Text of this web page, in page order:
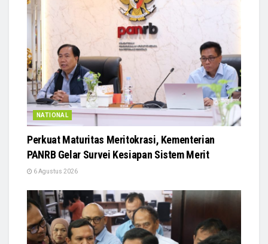
NATIONAL
Perkuat Maturitas Meritokrasi, Kementerian
PANRB Gelar Survei Kesiapan Sistem Merit
6 Agustus 2026